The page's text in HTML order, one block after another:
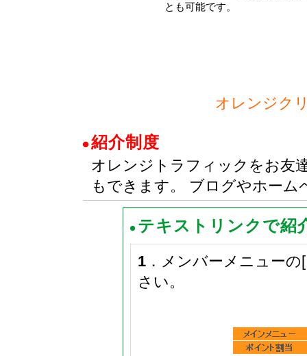
とも可能です。
オレンジク
紹介制度
オレンジトラフィックをお友
もできます。 ブログやホー
テキストリンクで紹
1 ．メンバーメニュー
さい。